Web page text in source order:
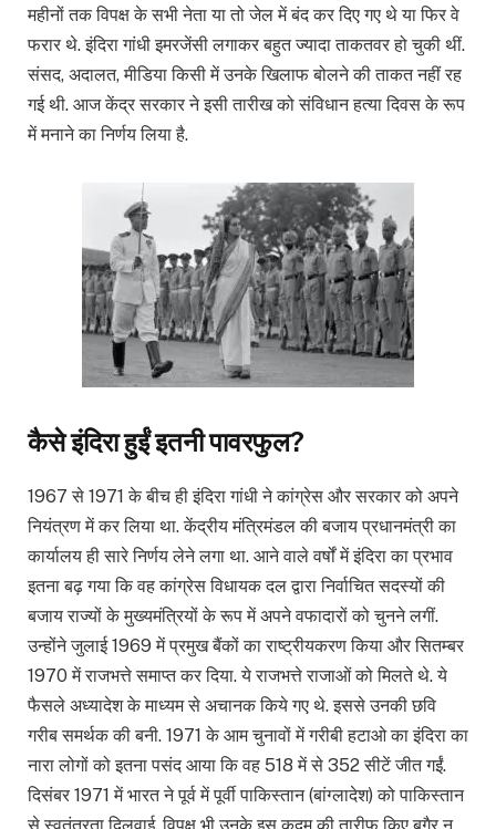
महीनों तक विपक्ष के सभी नेता या तो जेल में बंद कर दिए गए थे या फिर वे
फरार थे. इंदिरा गांधी इमरजेंसी लगाकर बहुत ज्यादा ताकतवर हो चुकी थीं.
संसद, अदालत, मीडिया किसी में उनके खिलाफ बोलने की ताकत नहीं रह
गई थी. आज केंद्र सरकार ने इसी तारीख को संविधान हत्या दिवस के रूप
में मनाने का निर्णय लिया है.
कैसे इंदिरा हुईं इतनी पावरफुल?
1967 से 1971 के बीच ही इंदिरा गांधी ने कांग्रेस और सरकार को अपने
नियंत्रण में कर लिया था. केंद्रीय मंत्रिमंडल की बजाय प्रधानमंत्री का
कार्यालय ही सारे निर्णय लेने लगा था. आने वाले वर्षों में इंदिरा का प्रभाव
इतना बढ़ गया कि वह कांग्रेस विधायक दल द्वारा निर्वाचित सदस्यों की
बजाय राज्यों के मुख्यमंत्रियों के रूप में अपने वफादारों को चुनने लगीं.
उन्होंने जुलाई 1969 में प्रमुख बैंकों का राष्ट्रीयकरण किया और सितम्बर
1970 में राजभत्ते समाप्त कर दिया. ये राजभत्ते राजाओं को मिलते थे. ये
फैसले अध्यादेश के माध्यम से अचानक किये गए थे. इससे उनकी छवि
गरीब समर्थक की बनी. 1971 के आम चुनावों में गरीबी हटाओ का इंदिरा का
नारा लोगों को इतना पसंद आया कि वह 518 में से 352 सीटें जीत गईं.
दिसंबर 1971 में भारत ने पूर्व में पूर्वी पाकिस्तान (बांग्लादेश) को पाकिस्तान